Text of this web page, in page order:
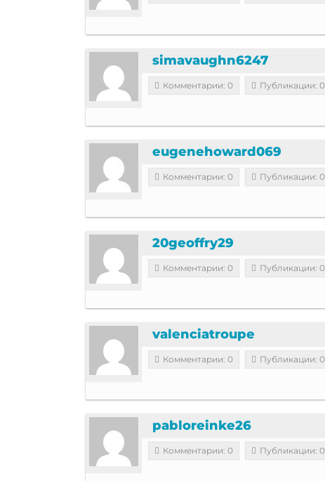
simavaughn6247
Комментарии: 0 Публикации: 0
eugenehoward069
Комментарии: 0 Публикации: 0
20geoffry29
Комментарии: 0 Публикации: 0
valenciatroupe
Комментарии: 0 Публикации: 0
pabloreinke26
Комментарии: 0 Публикации: 0